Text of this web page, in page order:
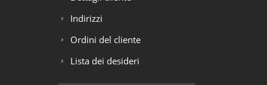
Indirizzi
Ordini del cliente
Lista dei desideri